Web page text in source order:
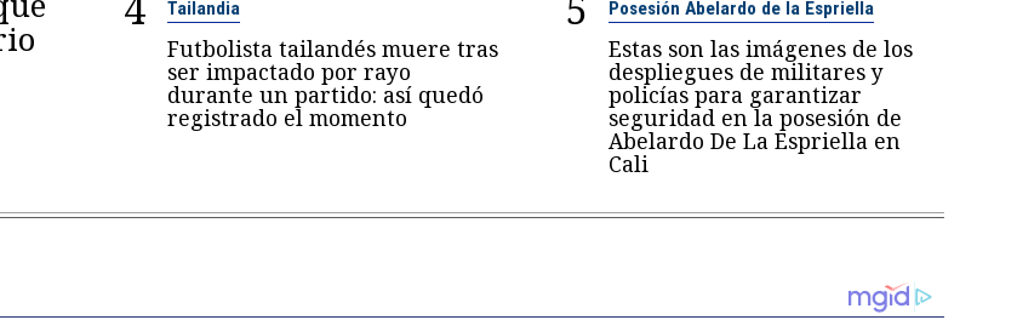
Tailandia
Futbolista tailandés muere tras
ser impactado por rayo
durante un partido: así quedó
registrado el momento
Posesión Abelardo de la Espriella
Estas son las imágenes de los
despliegues de militares y
policías para garantizar
seguridad en la posesión de
Abelardo De La Espriella en
Cali